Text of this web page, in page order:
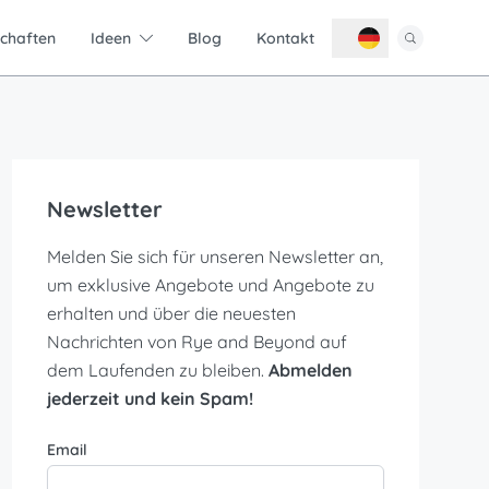
Ideen Blog Kontakt
Newsletter
Melden Sie sich für unseren Newsletter an,
um exklusive Angebote und Angebote zu
erhalten und über die neuesten
Nachrichten von Rye and Beyond auf
dem Laufenden zu bleiben. Abmelden
jederzeit und kein Spam!
Email